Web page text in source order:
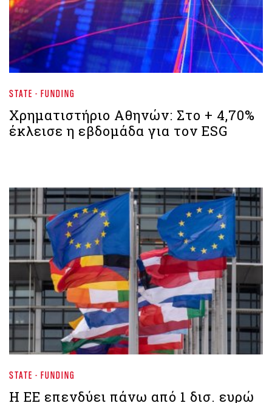
STATE - FUNDING
Χρηματιστήριο Aθηνών: Στο + 4,70%
έκλεισε η εβδομάδα για τον ESG
STATE - FUNDING
Η ΕΕ επενδύει πάνω από 1 δισ. ευρώ